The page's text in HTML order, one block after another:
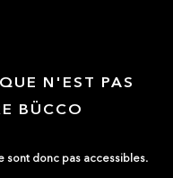
N'EST PAS
BÜCCO
sont donc pas accessibles.